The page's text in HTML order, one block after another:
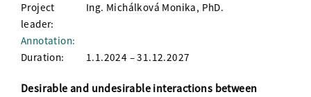
Project
leader:
Ing. Michálková Monika, PhD.
Annotation:
Duration:
1.1.2024 – 31.12.2027
Desirable and undesirable interactions between